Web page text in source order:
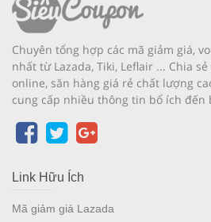
Chuyên tổng hợp các mã giảm giá,
nhất từ Lazada, Tiki, Leflair ... Chia
online, săn hàng giá rẻ chất lượng
cung cấp nhiều thông tin bổ ích đến
Link Hữu Ích
Mã giảm giá Lazada